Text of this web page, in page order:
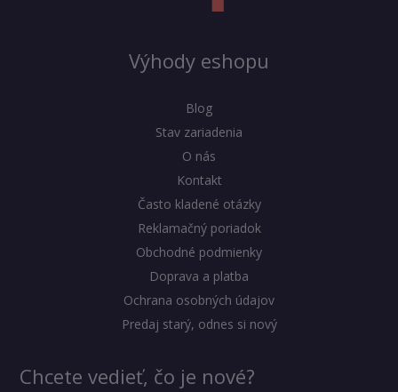
Výhody eshopu
Blog
Stav zariadenia
O nás
Kontakt
Často kladené otázky
Reklamačný poriadok
Obchodné podmienky
Doprava a platba
Ochrana osobných údajov
Predaj starý, odnes si nový
Chcete vedieť, čo je nové?